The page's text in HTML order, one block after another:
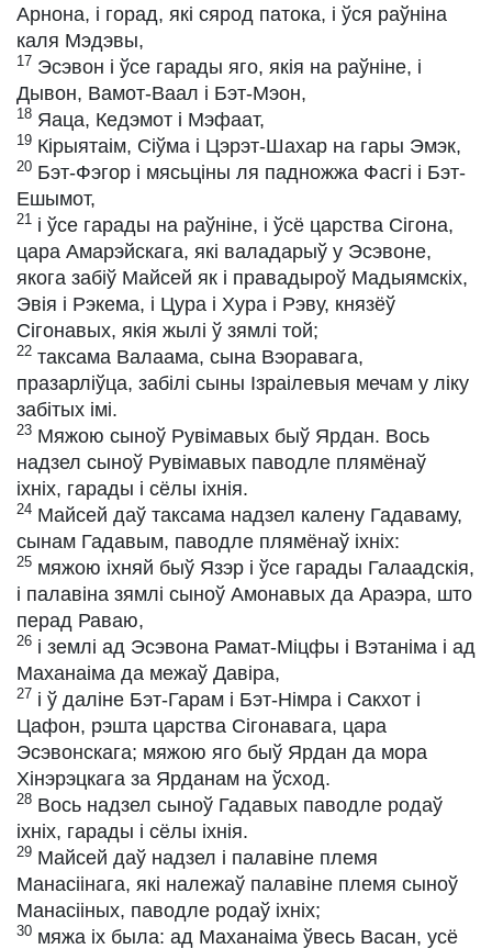
Арнона, і горад, які сярод патока, і ўся раўніна
каля Мэдэвы,
17 Эсэвон і ўсе гарады яго, якія на раўніне, і
Дывон, Вамот-Ваал і Бэт-Мэон,
18 Яаца, Кедэмот і Мэфаат,
19 Кірыятаім, Сіўма і Цэрэт-Шахар на гары Эмэк,
20 Бэт-Фэгор і мясьціны ля падножжа Фасгі і Бэт-
Ешымот,
21 і ўсе гарады на раўніне, і ўсё царства Сігона,
цара Амарэйскага, які валадарыў у Эсэвоне,
якога забіў Майсей як і правадыроў Мадыямскіх,
Эвія і Рэкема, і Цура і Хура і Рэву, князёў
Сігонавых, якія жылі ў зямлі той;
22 таксама Валаама, сына Вэоравага,
празарліўца, забілі сыны Ізраілевыя мечам у ліку
забітых імі.
23 Мяжою сыноў Рувімавых быў Ярдан. Вось
надзел сыноў Рувімавых паводле плямёнаў
іхніх, гарады і сёлы іхнія.
24 Майсей даў таксама надзел калену Гадаваму,
сынам Гадавым, паводле плямёнаў іхніх:
25 мяжою іхняй быў Язэр і ўсе гарады Галаадскія,
і палавіна зямлі сыноў Амонавых да Араэра, што
перад Раваю,
26 і землі ад Эсэвона Рамат-Міцфы і Вэтаніма і ад
Маханаіма да межаў Давіра,
27 і ў даліне Бэт-Гарам і Бэт-Німра і Сакхот і
Цафон, рэшта царства Сігонавага, цара
Эсэвонскага; мяжою яго быў Ярдан да мора
Хінэрэцкага за Ярданам на ўсход.
28 Вось надзел сыноў Гадавых паводле родаў
іхніх, гарады і сёлы іхнія.
29 Майсей даў надзел і палавіне племя
Манасіінага, які належаў палавіне племя сыноў
Манасііных, паводле родаў іхніх;
30 мяжа іх была: ад Маханаіма ўвесь Васан, усё